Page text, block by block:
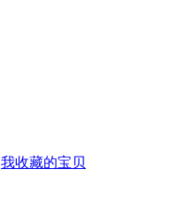
我收藏的宝贝